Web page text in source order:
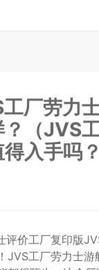
厂劳力
（JVS
入手吗？
评价工厂复印版
JVS工厂劳力士游